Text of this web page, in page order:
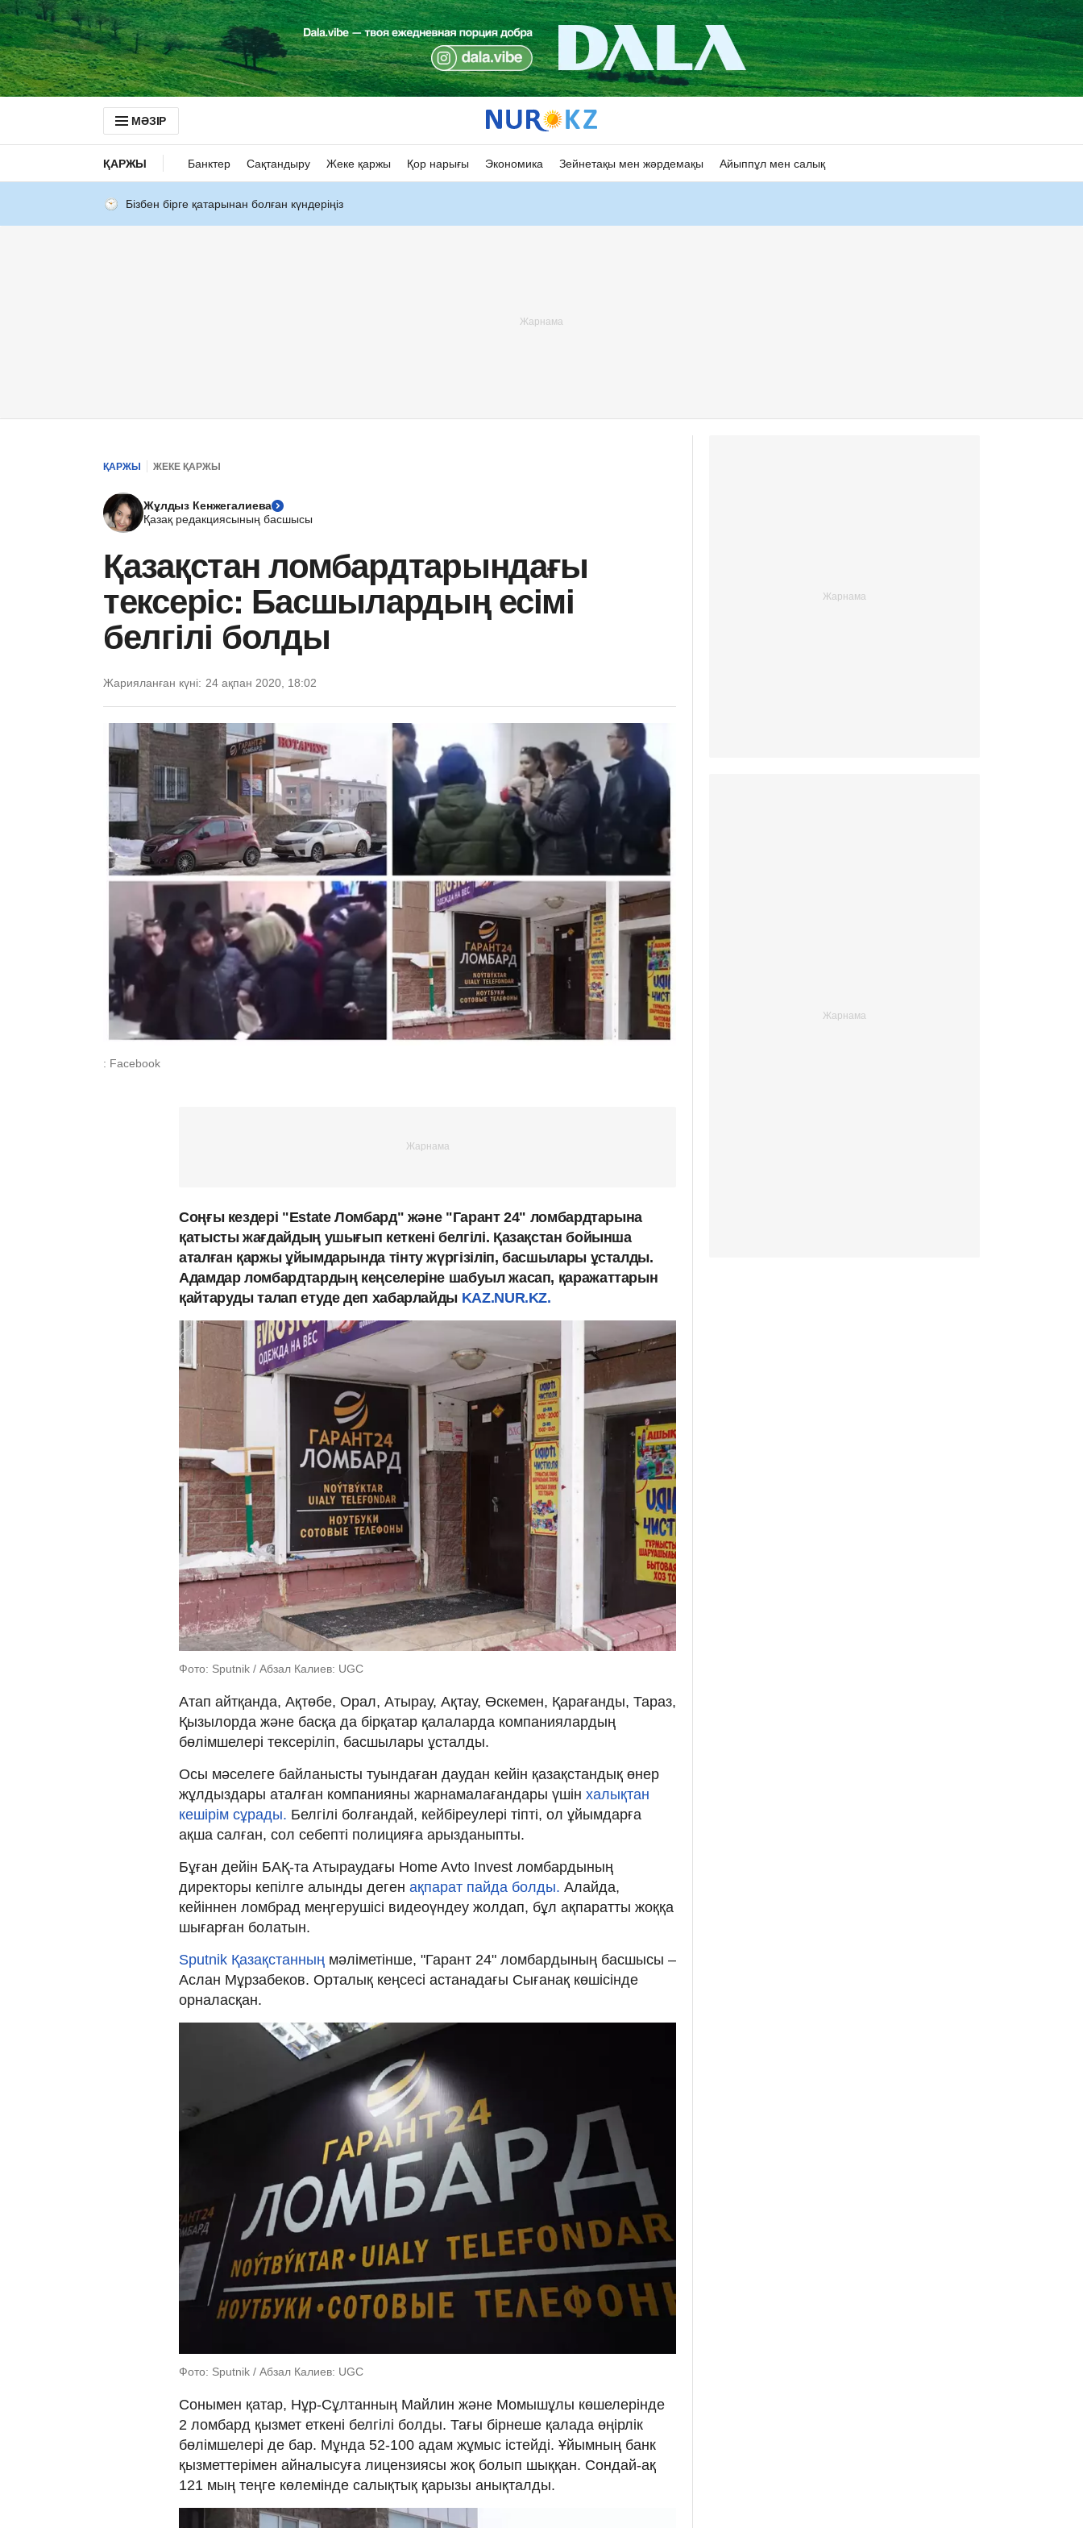
МӘЗІР
ҚАРЖЫ Банктер Сақтандыру Жеке қаржы Қор нарығы Экономика Зейнетақы мен жәрдемақы Айыппұл мен салық
Бізбен бірге қатарынан болған күндеріңіз
ҚАРЖЫ ЖЕКЕ ҚАРЖЫ
Жұлдыз Кенжегалиева
Қазақ редакциясының басшысы
Қазақстан ломбардтарындағы
тексеріс: Басшылардың есімі
белгілі болды
Жарияланған күні: 24 ақпан 2020, 18:02
: Facebook
Соңғы кездері "Estate Ломбард" және "Гарант 24" ломбардтарына
қатысты жағдайдың ушығып кеткені белгілі. Қазақстан бойынша
аталған қаржы ұйымдарында тінту жүргізіліп, басшылары ұсталды.
Адамдар ломбардтардың кеңселеріне шабуыл жасап, қаражаттарын
қайтаруды талап етуде деп хабарлайды KAZ.NUR.KZ.
Фото: Sputnik / Абзал Калиев: UGC
Атап айтқанда, Ақтөбе, Орал, Атырау, Ақтау, Өскемен, Қарағанды, Тараз,
Қызылорда және басқа да бірқатар қалаларда компаниялардың
бөлімшелері тексеріліп, басшылары ұсталды.
Осы мәселеге байланысты туындаған даудан кейін қазақстандық өнер
жұлдыздары аталған компанияны жарнамалағандары үшін халықтан
кешірім сұрады. Белгілі болғандай, кейбіреулері тіпті, ол ұйымдарға
ақша салған, сол себепті полицияға арызданыпты.
Бұған дейін БАҚ-та Атыраудағы Home Avto Invest ломбардының
директоры кепілге алынды деген ақпарат пайда болды. Алайда,
кейіннен ломбрад меңгерушісі видеоүндеу жолдап, бұл ақпаратты жоққа
шығарған болатын.
Sputnik Қазақстанның мәліметінше, "Гарант 24" ломбардының басшысы –
Аслан Мұрзабеков. Орталық кеңсесі астанадағы Сығанақ көшісінде
орналасқан.
Фото: Sputnik / Абзал Калиев: UGC
Сонымен қатар, Нұр-Сұлтанның Майлин және Момышұлы көшелерінде
2 ломбард қызмет еткені белгілі болды. Тағы бірнеше қалада өңірлік
бөлімшелері де бар. Мұнда 52-100 адам жұмыс істейді. Ұйымның банк
қызметтерімен айналысуға лицензиясы жоқ болып шыққан. Сондай-ақ
121 мың теңге көлемінде салықтық қарызы анықталды.